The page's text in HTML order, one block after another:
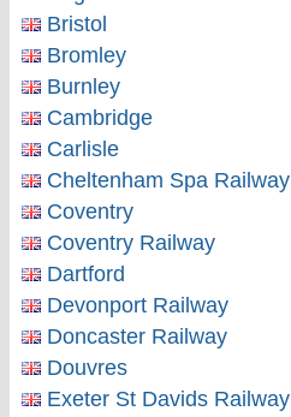
Bristol
Bromley
Burnley
Cambridge
Carlisle
Cheltenham Spa Railway
Coventry
Coventry Railway
Dartford
Devonport Railway
Doncaster Railway
Douvres
Exeter St Davids Railway